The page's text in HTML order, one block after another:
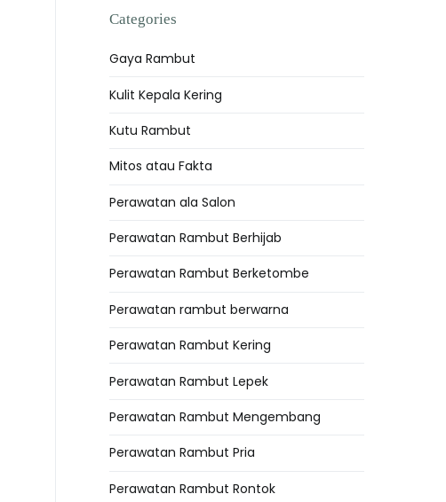
Categories
Gaya Rambut
Kulit Kepala Kering
Kutu Rambut
Mitos atau Fakta
Perawatan ala Salon
Perawatan Rambut Berhijab
Perawatan Rambut Berketombe
Perawatan rambut berwarna
Perawatan Rambut Kering
Perawatan Rambut Lepek
Perawatan Rambut Mengembang
Perawatan Rambut Pria
Perawatan Rambut Rontok